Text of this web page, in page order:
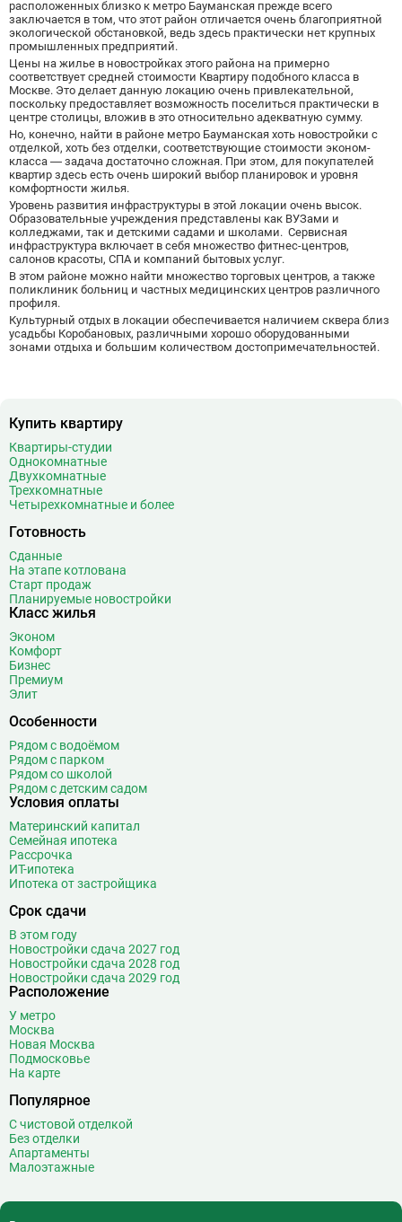
Борисово
Боровицкая 15
Боровское шоссе
Ботанический сад
Братиславская
Бульвар Адмирала Ушакова
Бульвар Дмитрия Донского 20
Бульвар Рокоссовского
Бунинская аллея
В Вавиловская
Варшавская
ВДНХ 31
Верхние Лихоборы 18
Владыкино 15
Водный стадион
Волоколамская
Волхонка
Воробьёвы горы
Воронцовская
Выставочная
Выставочный центр
Выхино
Г Генерала Тюленева
Говорово
Д
Динамо
Добрынинская
Домодедовская
Дорогомиловская
Достоевская
Дубровка
Ж Жулебино
З Зюзино
Зябликово
И
К Калужская
Кантемировская
Каховская
Киевская
Китай-город
Кожуховская
Коломенская
Коммунарка
Комсомольская
расположенных близко к метро Бауманская прежде всего
заключается в том, что этот район отличается очень благоприятной
экологической обстановкой, ведь здесь практически нет крупных
промышленных предприятий.
Цены на жилье в новостройках этого района на примерно
соответствует средней стоимости Квартиру подобного класса в
Москве. Это делает данную локацию очень привлекательной,
поскольку предоставляет возможность поселиться практически в
центре столицы, вложив в это относительно адекватную сумму.
Но, конечно, найти в районе метро Бауманская хоть новостройки с
отделкой, хоть без отделки, соответствующие стоимости эконом-
класса — задача достаточно сложная. При этом, для покупателей
квартир здесь есть очень широкий выбор планировок и уровня
комфортности жилья.
Уровень развития инфраструктуры в этой локации очень высок.
Образовательные учреждения представлены как ВУЗами и
колледжами, так и детскими садами и школами. Сервисная
инфраструктура включает в себя множество фитнес-центров,
салонов красоты, СПА и компаний бытовых услуг.
В этом районе можно найти множество торговых центров, а также
поликлиник больниц и частных медицинских центров различного
профиля.
Культурный отдых в локации обеспечивается наличием сквера близ
усадьбы Коробановых, различными хорошо оборудованными
зонами отдыха и большим количеством достопримечательностей.
Купить квартиру
Квартиры-студии
Однокомнатные
Двухкомнатные
Трехкомнатные
Четырехкомнатные и более
Готовность
Сданные
На этапе котлована
Старт продаж
Планируемые новостройки
Класс жилья
Эконом
Комфорт
Бизнес
Премиум
Элит
Особенности
Рядом с водоёмом
Рядом с парком
Рядом со школой
Рядом с детским садом
Условия оплаты
Материнский капитал
Семейная ипотека
Рассрочка
ИТ-ипотека
Ипотека от застройщика
Срок сдачи
В этом году
Новостройки сдача 2027 год
Новостройки сдача 2028 год
Новостройки сдача 2029 год
Расположение
У метро
Москва
Новая Москва
Подмосковье
На карте
Популярное
С чистовой отделкой
Без отделки
Апартаменты
Малоэтажные